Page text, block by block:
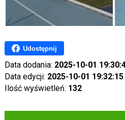
Udostępnij
Data dodania: 2025-10-01
Data edycji: 2025-10-01 19:32:15
Ilość wyświetleń: 132